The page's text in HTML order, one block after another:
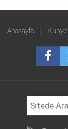
Anasayfa Künye